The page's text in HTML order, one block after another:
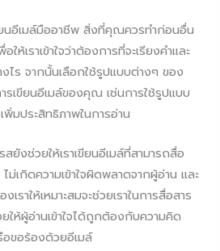
ยนอีเมล์มืออาชีพ สิ่งที่คุณควรทำก่อนอื่น
ห้เราเข้าใจว่าต้องการที่จะเรียงคำและ
งไร จากนั้นเลือกใช้รูปแบบต่างๆ ของ
รเขียนอีเมล์ของคุณ เช่นการใช้รูปแบบ
พิ่มประสิทธิภาพในการอ่าน
ยังช่วยให้เราเขียนอีเมล์ที่สามารถสื่อ
ม่เกิดความเข้าใจผิดพลาดจากผู้อ่าน และ
เราให้เหมาะสมจะช่วยเราในการสื่อสาร
ให้ผู้อ่านเข้าใจได้ถูกต้องกับความคิด
ขอร้องด้วยอีเมล์